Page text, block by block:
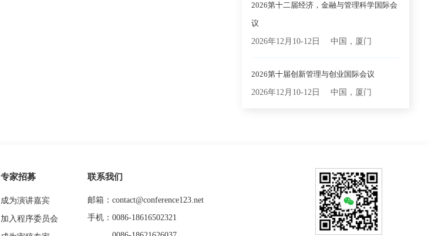
2026第十二届经济，金融与管理科学国际会
议
2026年12月10-12日 中国，厦门
2026第十届创新管理与创业国际会议
2026年12月10-12日 中国，厦门
专家招募
成为演讲嘉宾
加入程序委员会
联系我们
邮箱：contact@conference123.net
手机：0086-18616502321